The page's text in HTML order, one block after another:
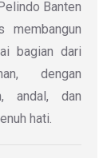
Banten
membangun
bagian dari
dengan
andal, dan
hati.